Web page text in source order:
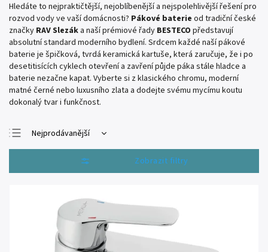
Hledáte to nejpraktičtější, nejoblíbenější a nejspolehlivější řešení pro
rozvod vody ve vaší domácnosti? Pákové baterie od tradiční české
značky RAV Slezák a naší prémiové řady BESTECO představují
absolutní standard moderního bydlení. Srdcem každé naší pákové
baterie je špičková, tvrdá keramická kartuše, která zaručuje, že i po
desetitisících cyklech otevření a zavření půjde páka stále hladce a
baterie nezačne kapat. Vyberte si z klasického chromu, moderní
matné černé nebo luxusního zlata a dodejte svému mycímu koutu
dokonalý tvar i funkčnost.
Nejprodávanější
Nejlevnější
Nejdražší